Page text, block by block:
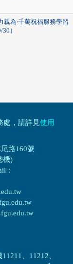
親為‧千萬祝福服務學習
）
處，請詳見使用
路160號
機)
：
、11212、